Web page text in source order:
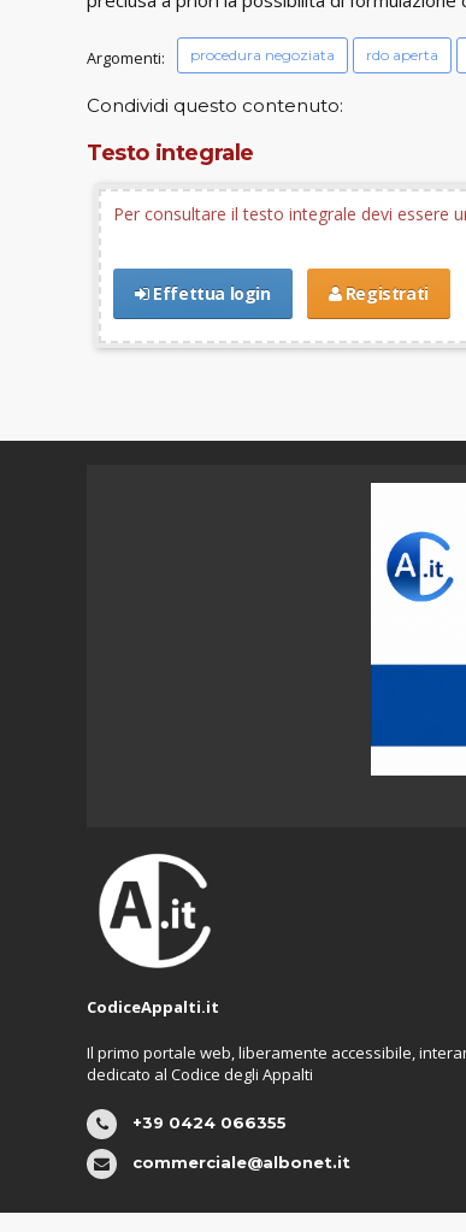
Argomenti: procedura negoziata rdo aperta
Condividi questo contenuto:
Testo integrale
Per consultare il testo integrale devi essere
Effettua login Registrati
CodiceAppalti.it
Il primo portale web, liberamente accessibile,
dedicato al Codice degli Appalti
+39 0424 066355
commerciale@albonet.it